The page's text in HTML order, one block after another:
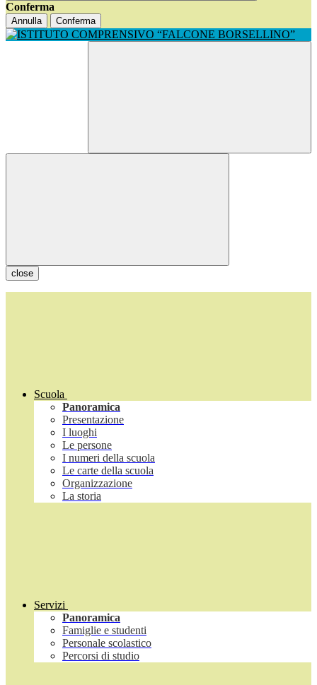
Conferma
Annulla Conferma
close
Scuola
Panoramica
Presentazione
I luoghi
Le persone
I numeri della scuola
Le carte della scuola
Organizzazione
La storia
Servizi
Panoramica
Famiglie e studenti
Personale scolastico
Percorsi di studio